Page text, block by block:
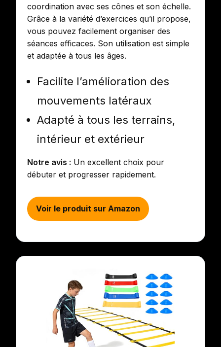
coordination avec ses cônes et son échelle.
Grâce à la variété d’exercices qu’il propose,
vous pouvez facilement organiser des
séances efficaces. Son utilisation est simple
et adaptée à tous les âges.
Facilite l’amélioration des
mouvements latéraux
Adapté à tous les terrains,
intérieur et extérieur
Notre avis : Un excellent choix pour
débuter et progresser rapidement.
Voir le produit sur Amazon